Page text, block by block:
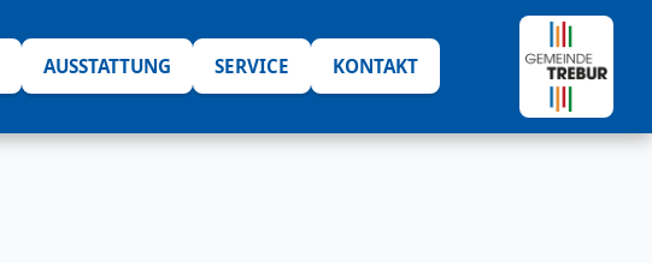
AUSSTATTUNG SERVICE KONTAKT